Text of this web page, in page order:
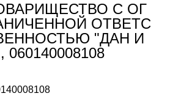
С ОГ
ОТВЕТС
"ДАН И
060140008108